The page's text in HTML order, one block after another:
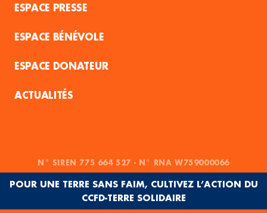
ESPACE PRESSE
ESPACE BÉNÉVOLE
ESPACE DONATEUR
ACTUALITÉS
N° SIREN 775 664 527 - N° RNA W759000066
POUR UNE TERRE SANS FAIM, CULTIVEZ L’ACTION DU
CCFD-TERRE SOLIDAIRE